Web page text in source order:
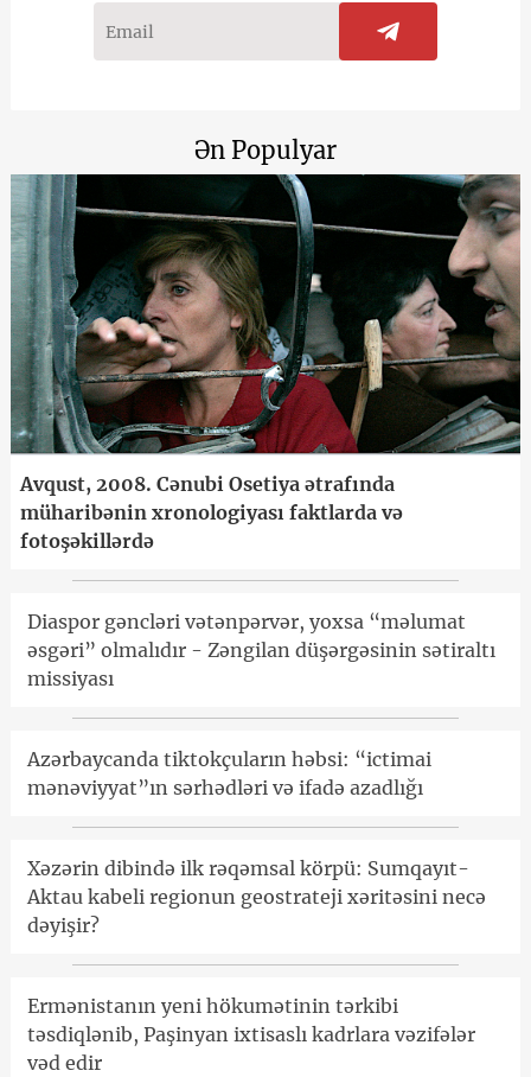
Ən Populyar
Avqust, 2008. Cənubi Osetiya ətrafında
müharibənin xronologiyası faktlarda və
fotoşəkillərdə
Diaspor gəncləri vətənpərvər, yoxsa “məlumat
əsgəri” olmalıdır - Zəngilan düşərgəsinin sətiraltı
missiyası
Azərbaycanda tiktokçuların həbsi: “ictimai
mənəviyyat”ın sərhədləri və ifadə azadlığı
Xəzərin dibində ilk rəqəmsal körpü: Sumqayıt-
Aktau kabeli regionun geostrateji xəritəsini necə
dəyişir?
Ermənistanın yeni hökumətinin tərkibi
təsdiqlənib, Paşinyan ixtisaslı kadrlara vəzifələr
vəd edir